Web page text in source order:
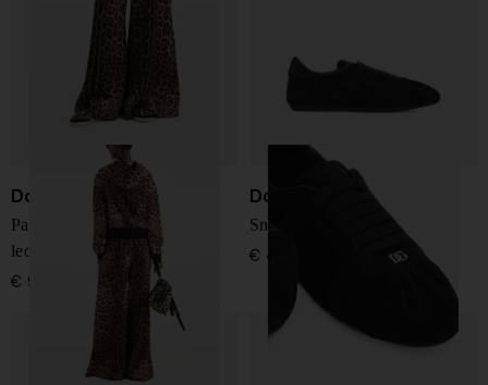
Dolce & Gabbana
Pantaloni in cotone a stampa
leopardata
€ 995,00
Dolce & Gabbana
Sneakers in pelle Ballet
€ 495,00